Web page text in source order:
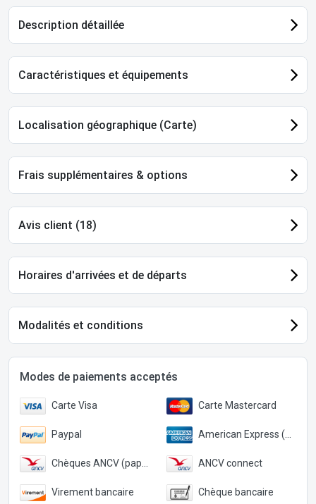
Description détaillée
Caractéristiques et équipements
Localisation géographique (Carte)
Frais supplémentaires & options
Avis client (18)
Horaires d'arrivées et de départs
Modalités et conditions
Modes de paiements acceptés
Carte Visa Carte Mastercard
Paypal American Express (Paypal)
Chèques ANCV (papier) ANCV connect
Virement bancaire Chèque bancaire